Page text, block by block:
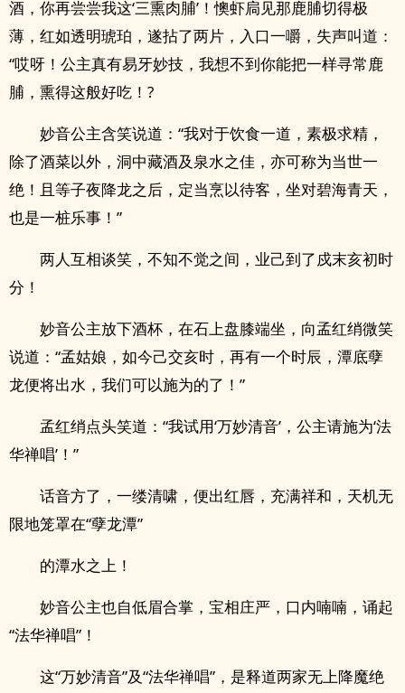
酒，你再尝尝我这‘三熏肉脯’！懊虾扃见那鹿脯切得极
薄，红如透明琥珀，遂拈了两片，入口一嚼，失声叫道：
“哎呀！公主真有易牙妙技，我想不到你能把一样寻常鹿
脯，熏得这般好吃！?
妙音公主含笑说道：“我对于饮食一道，素极求精，
除了酒菜以外，洞中藏酒及泉水之佳，亦可称为当世一
绝！且等子夜降龙之后，定当烹以待客，坐对碧海青天，
也是一桩乐事！”
两人互相谈笑，不知不觉之间，业己到了戍末亥初时
分！
妙音公主放下酒杯，在石上盘膝端坐，向孟红绡微笑
说道：“孟姑娘，如今己交亥时，再有一个时辰，潭底孽
龙便将出水，我们可以施为的了！”
孟红绡点头笑道：“我试用‘万妙清音’，公主请施为‘法
华禅唱’！”
话音方了，一缕清啸，便出红唇，充满祥和，天机无
限地笼罩在“孽龙潭”
的潭水之上！
妙音公主也自低眉合掌，宝相庄严，口内喃喃，诵起
“法华禅唱”！
这“万妙清音”及“法华禅唱”，是释道两家无上降魔绝